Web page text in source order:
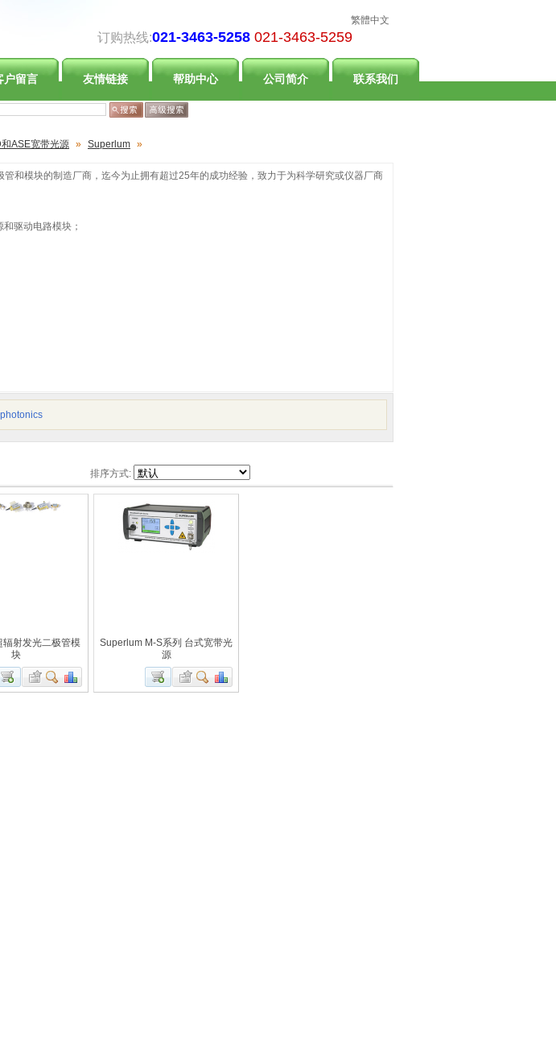
繁體中文
订购热线:021-3463-5258 021-3463-5259
户留言 友情链接 帮助中心 公司简介 联系我们
ASE宽带光源 » Superlum »
和模块的制造厂商，迄今为止拥有超过25年的成功经验，致力于为科学研究或仪器厂商
驱动电路模块；
排序方式:
射发光二极管模
块
Superlum M-S系列 台式宽带光
源